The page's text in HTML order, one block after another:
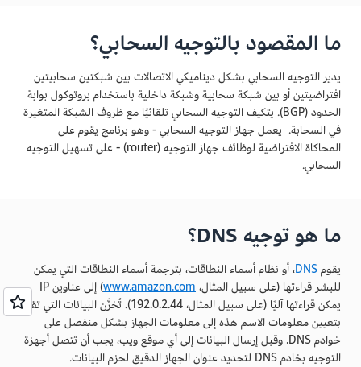
ما المقصود بالتوجيه السحابي؟
يدير التوجيه السحابي بشكل ديناميكي الاتصالات بين شبكتين سحابيتين
افتراضيتين أو بين شبكة سحابية وشبكة داخلية باستخدام بروتوكول بوابة
الحدود (BGP). يتكيف التوجيه السحابي تلقائيًا مع ظروف الشبكة المتغيرة
في السحابة. يعمل جهاز التوجيه السحابي - وهو برنامج يقوم على
المحاكاة الافتراضية لوظائف جهاز التوجيه (router) - على تسهيل التوجيه
السحابي.
ما هو توجيه DNS؟
يقومDNS، أو نظام أسماء النطاقات، بترجمة أسماء النطاقات التي يمكن
للبشر قراءتها (على سبيل المثال، www.amazon.com
) إلى عناوين IP
يمكن قراءتها آليًا (على سبيل المثال، 192.0.2.44). تُخزَّن البيانات التي تقوم
بتعيين معلومات الاسم هذه إلى معلومات الجهاز بشكل منفصل على
خوادم DNS. وقبل إرسال البيانات إلى أي موقع ويب، يجب أن تتصل أجهزة
التوجيه بخادم DNS لتحديد عنوان الجهاز الدقيق لحزم البيانات.